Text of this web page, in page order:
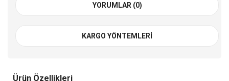
YORUMLAR (0)
KARGO YÖNTEMLERI
Ürün Özellikleri